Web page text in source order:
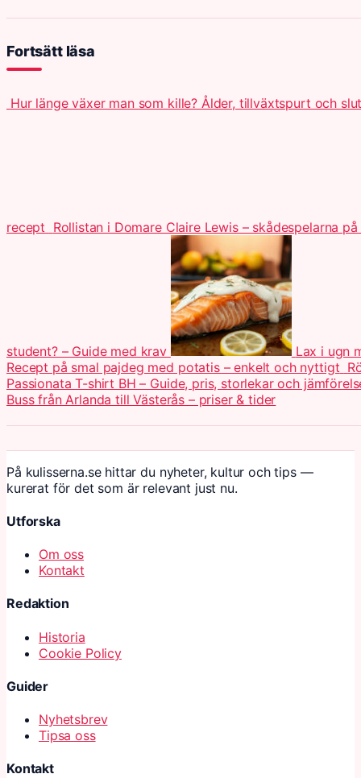
Fortsätt läsa
Hur länge växer man som kille? Ålder, tillväxtspurt och
recept Rollistan i Domare Claire Lewis – skådespelarna på
student? – Guide med krav
Lax i ugn
Recept på smal pajdeg med potatis – enkelt och nyttigt
Passionata T-shirt BH – Guide, pris, storlekar och
Buss från Arlanda till Västerås – priser & tider
På kulisserna.se hittar du nyheter, kultur och tips —
kurerat för det som är relevant just nu.
Utforska
Om oss
Kontakt
Redaktion
Historia
Cookie Policy
Guider
Nyhetsbrev
Tipsa oss
Kontakt